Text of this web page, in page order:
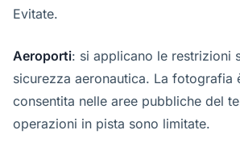
Evitate.
Aeroporti: si applicano le restrizioni
sicurezza aeronautica. La fotografia
consentita nelle aree pubbliche del
operazioni in pista sono limitate.